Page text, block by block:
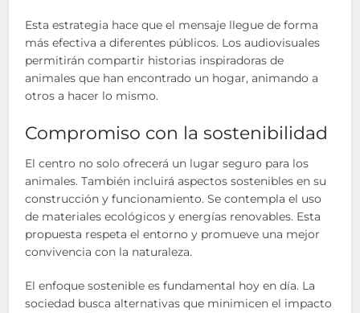
Esta estrategia hace que el mensaje llegue de forma
más efectiva a diferentes públicos. Los audiovisuales
permitirán compartir historias inspiradoras de
animales que han encontrado un hogar, animando a
otros a hacer lo mismo.
Compromiso con la sostenibilidad
El centro no solo ofrecerá un lugar seguro para los
animales. También incluirá aspectos sostenibles en su
construcción y funcionamiento. Se contempla el uso
de materiales ecológicos y energías renovables. Esta
propuesta respeta el entorno y promueve una mejor
convivencia con la naturaleza.
El enfoque sostenible es fundamental hoy en día. La
sociedad busca alternativas que minimicen el impacto